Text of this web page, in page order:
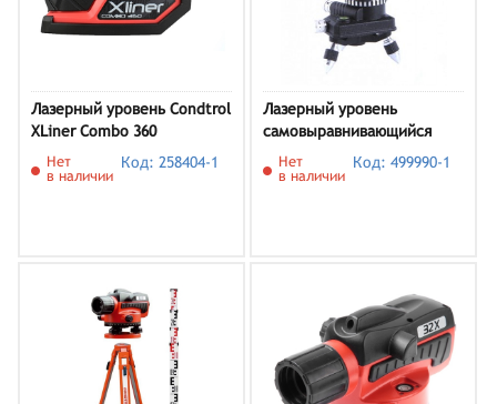
Лазерный уровень Condtrol
XLiner Combo 360
Нет
в наличии
Код: 258404-1
Лазерный уровень
самовыравнивающийся
ELITECH ЛН 3/360-ЗЕЛ
Нет
в наличии
Код: 499990-1